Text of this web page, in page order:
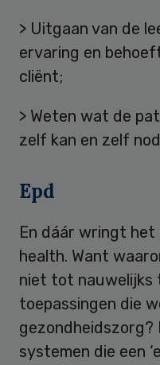
> Uitgaan van de
ervaring en
cliënt;
> Weten wat de
zelf kan en zelf
Epd
En dáár wringt
health. Want
niet tot nauwelijks
toepassingen die
gezondheidszorg?
systemen die een